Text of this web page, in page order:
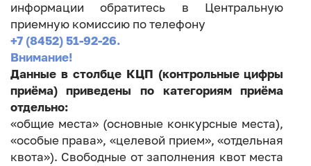
информации обратитесь в Центральную
приемную комиссию по телефону
+7 (8452) 51-92-26.
Внимание!
Данные в столбце КЦП (контрольные цифры
приёма) приведены по категориям приёма
отдельно:
«общие места» (основные конкурсные места),
«особые права», «целевой прием», «отдельная
квота»). Свободные от заполнения квот места